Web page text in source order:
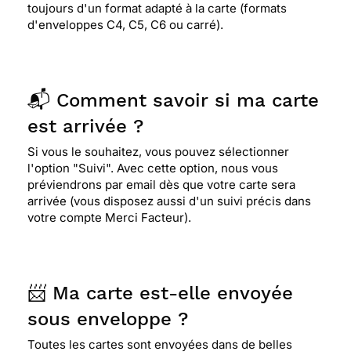
toujours d'un format adapté à la carte (formats
d'enveloppes C4, C5, C6 ou carré).
📬 Comment savoir si ma carte
est arrivée ?
Si vous le souhaitez, vous pouvez sélectionner
l'option "Suivi". Avec cette option, nous vous
préviendrons par email dès que votre carte sera
arrivée (vous disposez aussi d'un suivi précis dans
votre compte Merci Facteur).
📨 Ma carte est-elle envoyée
sous enveloppe ?
Toutes les cartes sont envoyées dans de belles